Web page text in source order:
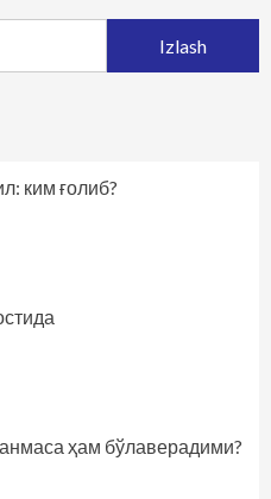
ким ғолиб?
ҳам бўлаверадими?